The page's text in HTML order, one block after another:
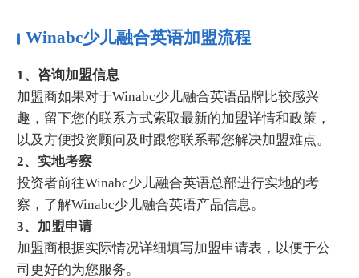
Winabc少儿融合英语加盟流程
1、咨询加盟信息
加盟商如果对于Winabc少儿融合英语品牌比较感兴
趣，留下您的联系方式索取最新的加盟详情和政策，
以及方便投资顾问及时跟您联系帮您解决加盟难点。
2、实地考察
投资者前往Winabc少儿融合英语总部进行实地的考
察，了解Winabc少儿融合英语产品信息。
3、加盟申请
加盟商根据实际情况详细填写加盟申请表，以便于公
司更好的为您服务。